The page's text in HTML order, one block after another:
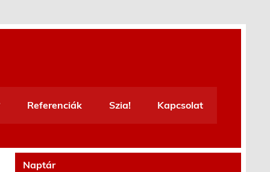
Referenciák Szia! Kapcsolat
Naptár